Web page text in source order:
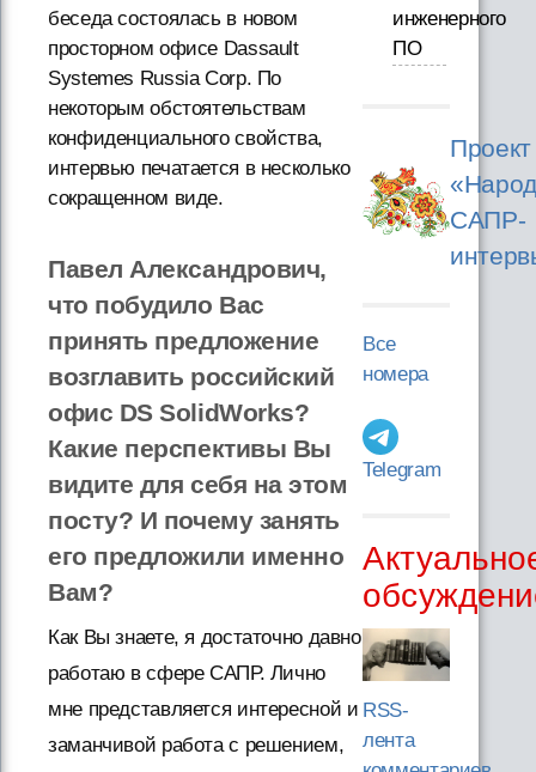
беседа состоялась в новом
просторном офисе Dassault
Systemes Russia Corp. По
некоторым обстоятельствам
конфиденциального свойства,
интервью печатается в несколько
сокращенном виде.
Павел Александрович,
что побудило Вас
принять предложение
возглавить российский
офис DS SolidWorks?
Какие перспективы Вы
видите для себя на этом
посту? И почему занять
его предложили именно
Вам?
Как Вы знаете, я достаточно давно
работаю в сфере САПР. Лично
мне представляется интересной и
заманчивой работа с решением,
инженерного
ПО
Проект
САПР-
Все
номера
Telegram
RSS-
лента